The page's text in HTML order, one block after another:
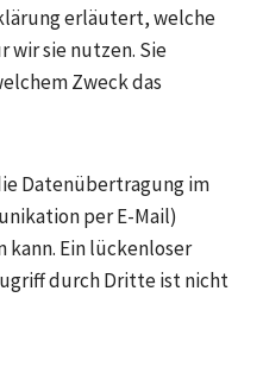
erläutert, welche
wir sie nutzen. Sie
Zweck das
Datenübertragung im
per E-Mail)
Ein lückenloser
durch Dritte ist nicht